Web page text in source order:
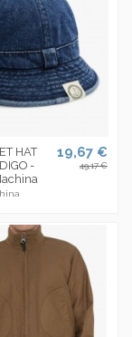
HAT
-
19,67 €
49,17 €